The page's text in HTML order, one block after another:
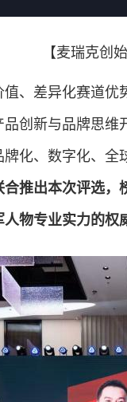
【麦瑞克创
差异化赛道优
创新与品牌思
化、数字化、全
推出本次评选
物专业实力的权